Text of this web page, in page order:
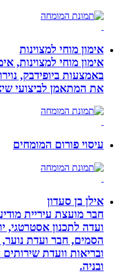
אימון מוחי למצוינות
אימון מוחי למצוינות,
את המתאמן לביצועי שיא
עיסוי פורום המומחים
אילן בן סעדון
חבר מועצת עיריית
ועדה לתכנון אסטרטגי,
הסמים, חבר ועדת נוער,
ובריאות וועדת שירותים
ובניה.